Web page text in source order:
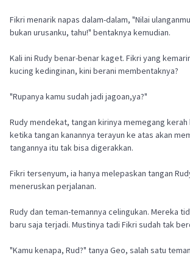
Fikri menarik napas dalam-dalam, "Nilai
bukan urusanku, tahu!" bentaknya kemudian.
Kali ini Rudy benar-benar kaget. Fikri yang
kucing kedinginan, kini berani membentaknya?
"Rupanya kamu sudah jadi jagoan,ya?"
Rudy mendekat, tangan kirinya memegang kerah
ketika tangan kanannya terayun ke atas akan
tangannya itu tak bisa digerakkan.
Fikri tersenyum, ia hanya melepaskan tangan
meneruskan perjalanan.
Rudy dan teman-temannya celingukan. Mereka
baru saja terjadi. Mustinya tadi Fikri sudah tak
"Kamu kenapa, Rud?" tanya Geo, salah satu